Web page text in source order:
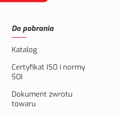
Do pobrania
Katalog
Certyfikat ISO i normy
ŚOI
Dokument zwrotu
towaru